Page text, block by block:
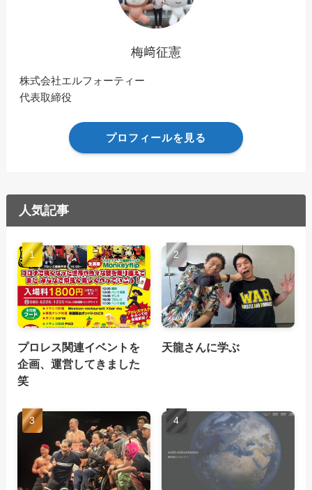
梅﨑征憲
株式会社エルフォーティー
代表取締役
プロフィールを見る
人気記事
プロレス関連イベントを
企画、運営してきました
笑
天龍さんに学ぶ